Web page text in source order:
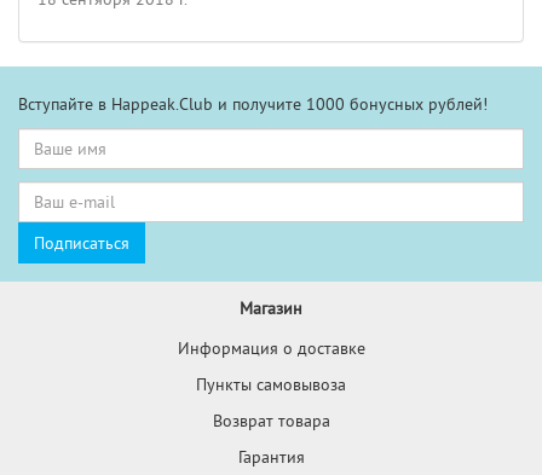
Вступайте в Happeak.Club и получите 1000 бонусных рублей!
Магазин
Информация о доставке
Пункты самовывоза
Возврат товара
Гарантия